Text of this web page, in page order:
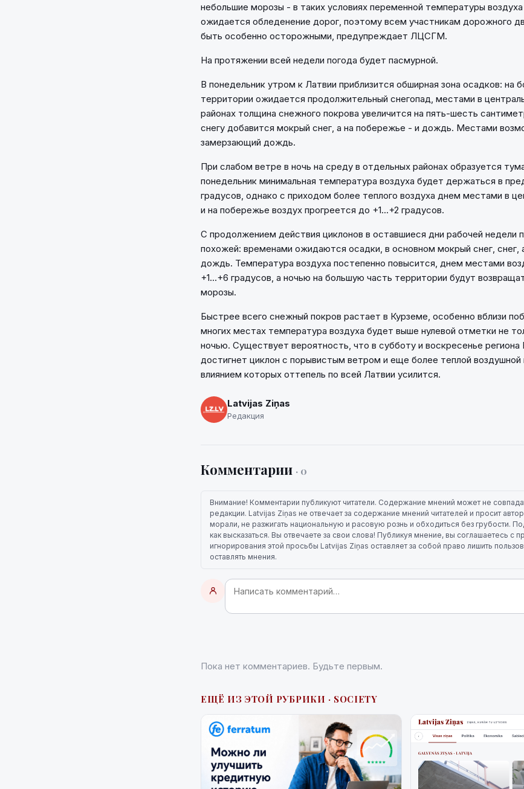
небольшие морозы - в таких условиях переменной температуры
ожидается обледенение дорог, поэтому всем участникам дорожного
быть особенно осторожными, предупреждает ЛЦСГМ.
На протяжении всей недели погода будет пасмурной.
В понедельник утром к Латвии приблизится обширная зона осадков: на
территории ожидается продолжительный снегопад, местами в
районах толщина снежного покрова увеличится на пять-шесть
снегу добавится мокрый снег, а на побережье - и дождь. Местами
замерзающий дождь.
При слабом ветре в ночь на среду в отдельных районах образуется
понедельник минимальная температура воздуха будет держаться в
градусов, однако с приходом более теплого воздуха днем местами в
и на побережье воздух прогреется до +1...+2 градусов.
С продолжением действия циклонов в оставшиеся дни рабочей недели
похожей: временами ожидаются осадки, в основном мокрый снег, снег,
дождь. Температура воздуха постепенно повысится, днем местами
+1...+6 градусов, а ночью на большую часть территории будут
морозы.
Быстрее всего снежный покров растает в Курземе, особенно вблизи
многих местах температура воздуха будет выше нулевой отметки не
ночью. Существует вероятность, что в субботу и воскресенье региона
достигнет циклон с порывистым ветром и еще более теплой
влиянием которых оттепель по всей Латвии усилится.
Latvijas Ziņas
Редакция
Комментарии · 0
Внимание! Комментарии публикуют читатели. Содержание мнений может не
редакции. Latvijas Ziņas не отвечает за содержание мнений читателей и просит
морали, не разжигать национальную и расовую рознь и обходиться без грубости.
как высказаться. Вы отвечаете за свои слова! Публикуя мнение, вы соглашаетесь с
игнорирования этой просьбы Latvijas Ziņas оставляет за собой право лишить
оставлять мнения.
Пока нет комментариев. Будьте первым.
ЕЩЁ ИЗ ЭТОЙ РУБРИКИ · SOCIETY